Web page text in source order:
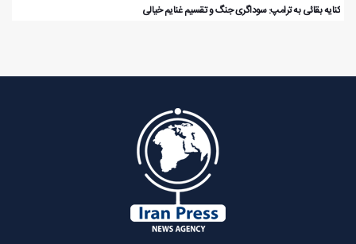
کنایه بقائی به ترامپ: سوداگری جنگ و تقسیم غنایم خیالی